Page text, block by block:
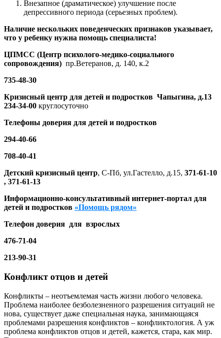
Внезапное (драматическое) улучшение после
депрессивного периода (серьезных проблем).
Наличие нескольких поведенческих признаков указывает,
что у ребенку нужна помощь специалиста!
ЦПМСС (Центр психолого-медико-социального
сопровождения) пр.Ветеранов, д. 140, к.2
735-48-30
Кризисный центр для детей и подростков Чапыгина, д.13
234-34-00 круглосуточно
Телефоны доверия для детей и подростков
294-40-66
708-40-41
Детский кризисный центр, С-Пб, ул.Гастелло, д.15, 371-61-10
, 371-61-13
Информационно-консультативный интернет-портал для
детей и подростков «Помощь рядом»
Телефон доверия для взрослых
476-71-04
213-90-31
Конфликт отцов и детей
Конфликты – неотъемлемая часть жизни любого человека.
Проблема наиболее безболезненного разрешения ситуаций не
нова, существует даже специальная наука, занимающаяся
проблемами разрешения конфликтов – конфликтология. А уж
проблема конфликтов отцов и детей, кажется, стара, как мир.